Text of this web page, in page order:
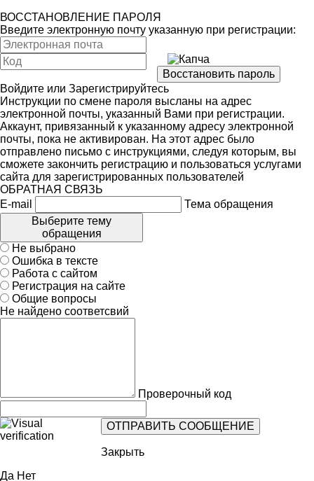
ВОССТАНОВЛЕНИЕ ПАРОЛЯ
Введите электронную почту указанную при регистрации:
Войдите или Зарегистрируйтесь
Инструкции по смене пароля высланы на адрес
электронной почты, указанный Вами при регистрации.
Аккаунт, привязанный к указанному адресу электронной
почты, пока не активирован. На этот адрес было
отправлено письмо с инструкциями, следуя которым, вы
сможете закончить регистрацию и пользоваться услугами
сайта для зарегистрированных пользователей
ОБРАТНАЯ СВЯЗЬ
E-mail
Тема обращения
Выберите тему
обращения
Не выбрано
Ошибка в тексте
Работа с сайтом
Регистрация на сайте
Общие вопросы
Не найдено соответсвий
Проверочный код
Закрыть
Да Нет